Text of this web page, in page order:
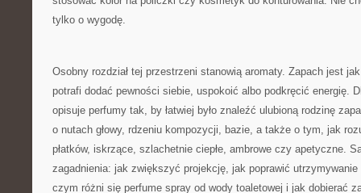
tylko o wygodę.
Osobny rozdział tej przestrzeni stanowią aromaty. Zapach jest
potrafi dodać pewności siebie, uspokoić albo podkręcić energię.
opisuje perfumy tak, by łatwiej było znaleźć ulubioną rodzinę
o nutach głowy, rdzeniu kompozycji, bazie, a także o tym, jak
płatków, iskrzące, szlachetnie ciepłe, ambrowe czy apetyczne.
zagadnienia: jak zwiększyć projekcję, jak poprawić
czym różni się perfume spray od wody toaletowej i jak dobierać